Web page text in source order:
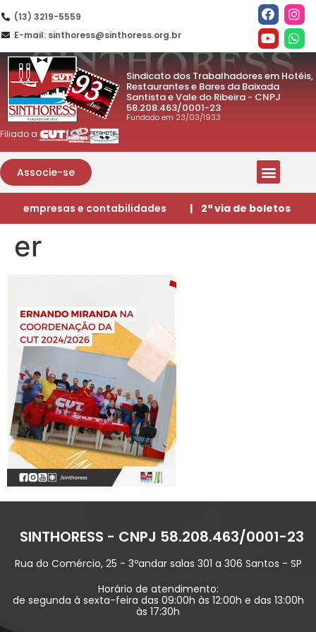
(13) 3219-5559
E-mail: sinthoress@sinthoress.org.br
Sindicato dos Trabalhadores em Hotéis,
Restaurantes e Bares da Baixada
Santista e Vale do Ribeira - CNPJ
58.208.463/0001-23
Fundado em 23/03/1933
Filiado a:
Associe-se
empresas e contabilidades | 2ª via de boletos
er
SINTHORESS - CNPJ 58.208.463/0001-23
Rua do Comércio, 25 - 3ºandar salas 301 a 306 Santos - SP
Horário de atendimento:
de segunda à sexta-feira das 09:00h às 12:00h e das 13:00h
às 17:30h